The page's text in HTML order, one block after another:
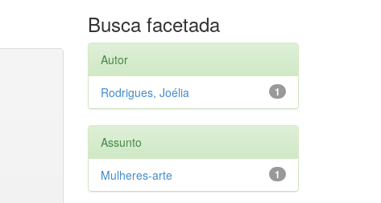
Busca facetada
Autor
1
Rodrigues, Joélia
Assunto
1
Mulheres-arte